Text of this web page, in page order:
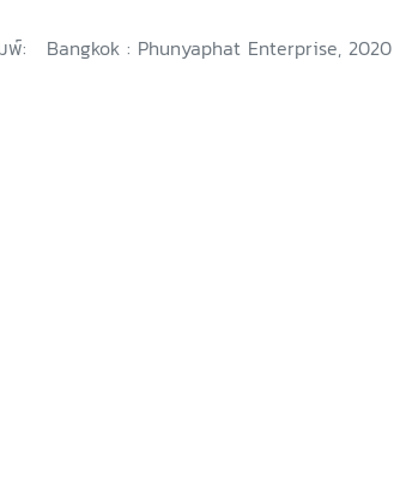
พ์: Bangkok : Phunyaphat Enterprise, 2020